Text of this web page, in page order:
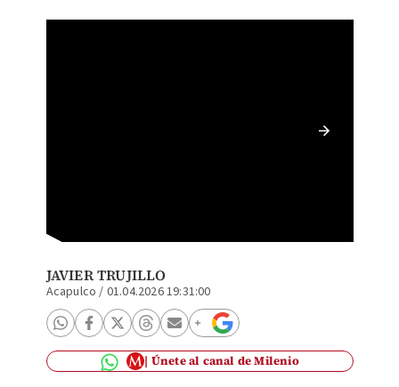
JAVIER TRUJILLO
Acapulco / 01.04.2026 19:31:00
Únete al canal de Milenio